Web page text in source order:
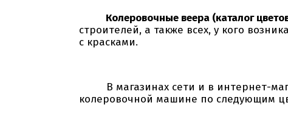
Колеровочные веера (каталог
строителей, а также всех, у кого
с красками.
В магазинах сети и в интернет-
колеровочной машине по следующим